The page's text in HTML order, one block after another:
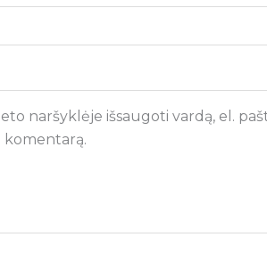
naršyklėje išsaugoti vardą, el.
komentarą.